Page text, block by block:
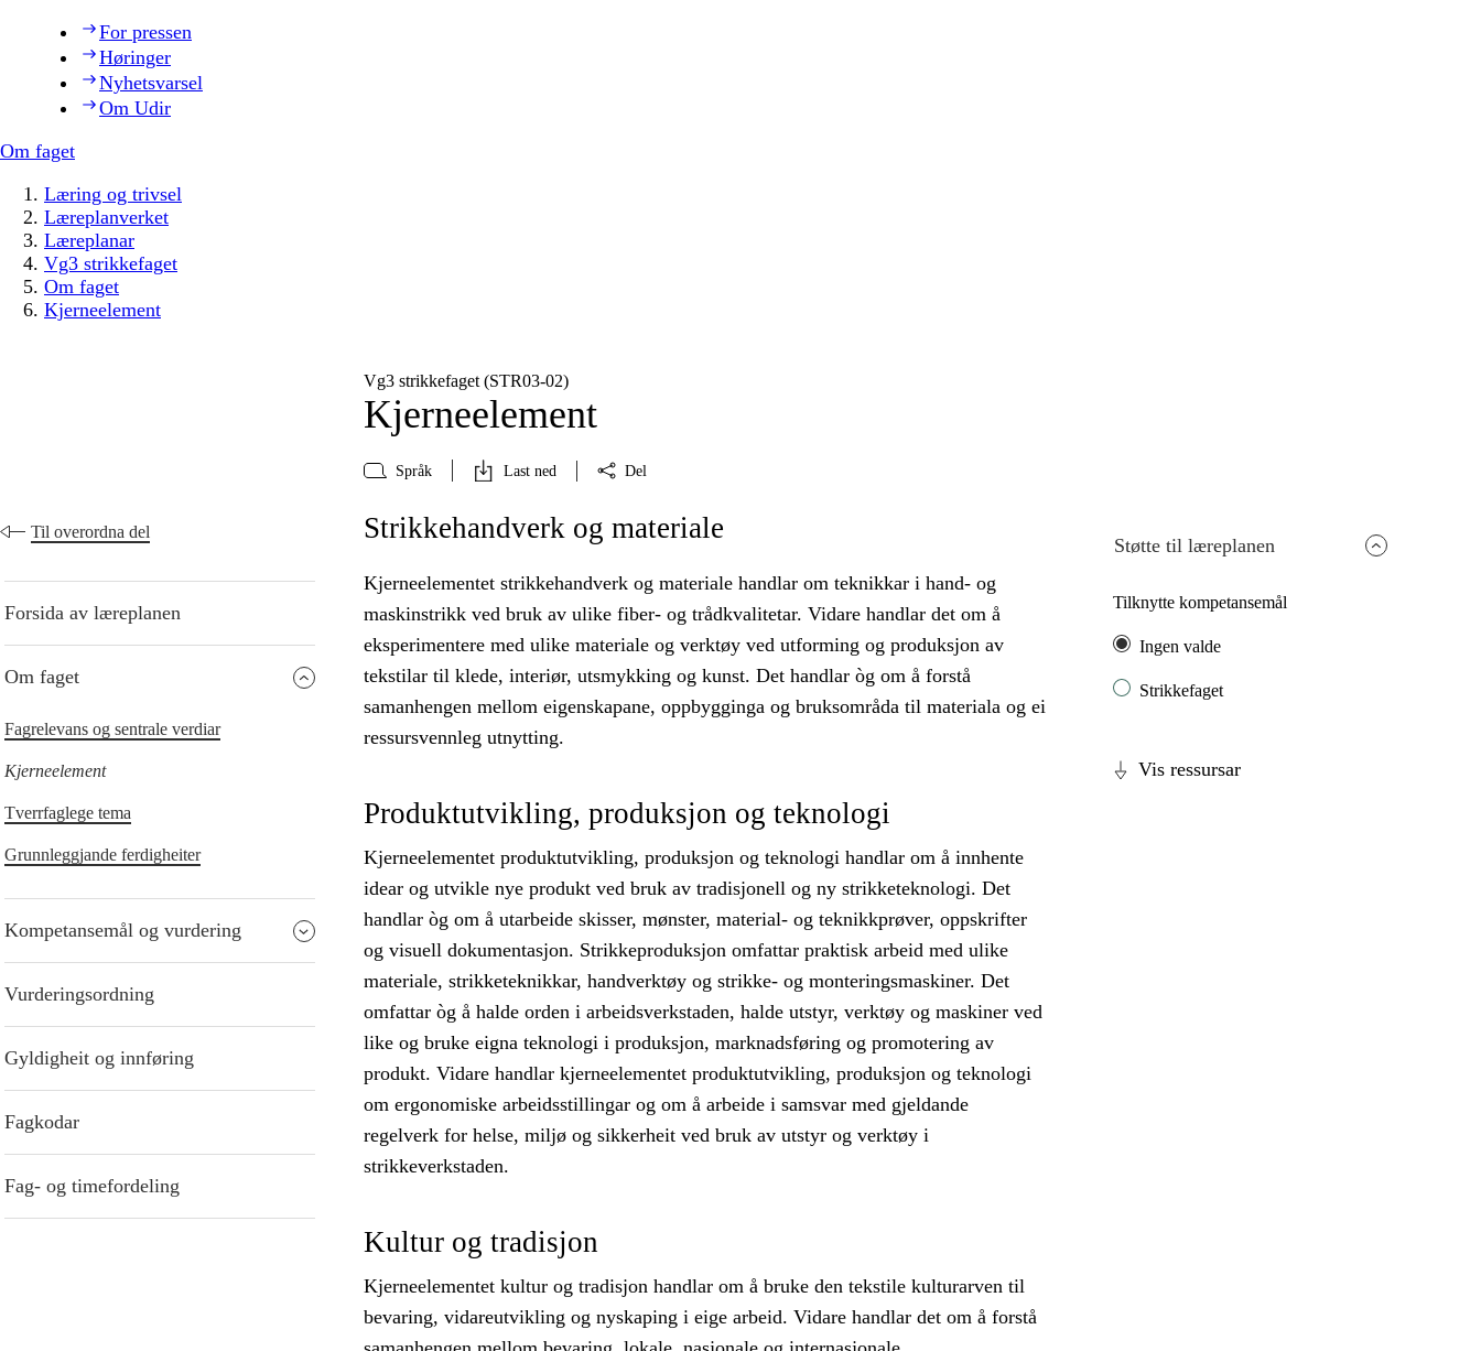
For pressen
Høringer
Nyhetsvarsel
Om Udir
Om faget
Læring og trivsel
Læreplanverket
Læreplanar
Vg3 strikkefaget
Om faget
Kjerneelement
Vg3 strikkefaget (STR03‑02)
Kjerneelement
Språk Last ned Del
Til overordna del
Forsida av læreplanen
Om faget
Fagrelevans og sentrale verdiar
Kjerneelement
Tverrfaglege tema
Grunnleggjande ferdigheiter
Kompetansemål og vurdering
Vurderingsordning
Gyldigheit og innføring
Fagkodar
Fag- og timefordeling
Støtte til læreplanen
Tilknytte kompetansemål
Ingen valde
Strikkefaget
Vis ressursar
Strikkehandverk og materiale
Kjerneelementet strikkehandverk og materiale handlar om teknikkar i hand- og
maskinstrikk ved bruk av ulike fiber- og trådkvalitetar. Vidare handlar det om å
eksperimentere med ulike materiale og verktøy ved utforming og produksjon av
tekstilar til klede, interiør, utsmykking og kunst. Det handlar òg om å forstå
samanhengen mellom eigenskapane, oppbygginga og bruksområda til materiala og ei
ressursvennleg utnytting.
Produktutvikling, produksjon og teknologi
Kjerneelementet produktutvikling, produksjon og teknologi handlar om å innhente
idear og utvikle nye produkt ved bruk av tradisjonell og ny strikketeknologi. Det
handlar òg om å utarbeide skisser, mønster, material- og teknikkprøver, oppskrifter
og visuell dokumentasjon. Strikkeproduksjon omfattar praktisk arbeid med ulike
materiale, strikketeknikkar, handverktøy og strikke- og monteringsmaskiner. Det
omfattar òg å halde orden i arbeidsverkstaden, halde utstyr, verktøy og maskiner ved
like og bruke eigna teknologi i produksjon, marknadsføring og promotering av
produkt. Vidare handlar kjerneelementet produktutvikling, produksjon og teknologi
om ergonomiske arbeidsstillingar og om å arbeide i samsvar med gjeldande
regelverk for helse, miljø og sikkerheit ved bruk av utstyr og verktøy i
strikkeverkstaden.
Kultur og tradisjon
Kjerneelementet kultur og tradisjon handlar om å bruke den tekstile kulturarven til
bevaring, vidareutvikling og nyskaping i eige arbeid. Vidare handlar det om å forstå